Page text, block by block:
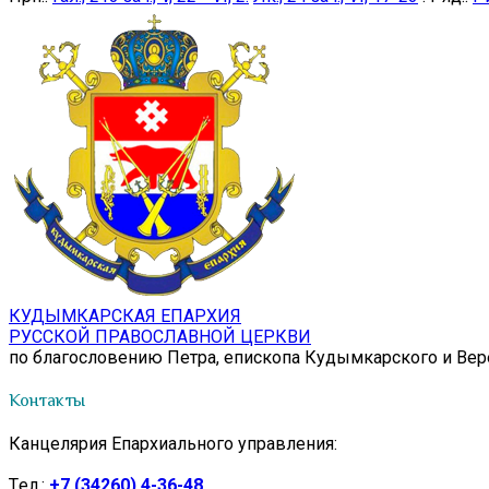
КУДЫМКАРСКАЯ ЕПАРХИЯ
РУССКОЙ ПРАВОСЛАВНОЙ ЦЕРКВИ
по благословению Петра, епископа Кудымкарского и
Контакты
Канцелярия Епархиального управления: